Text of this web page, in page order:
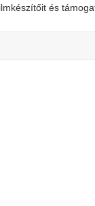
és